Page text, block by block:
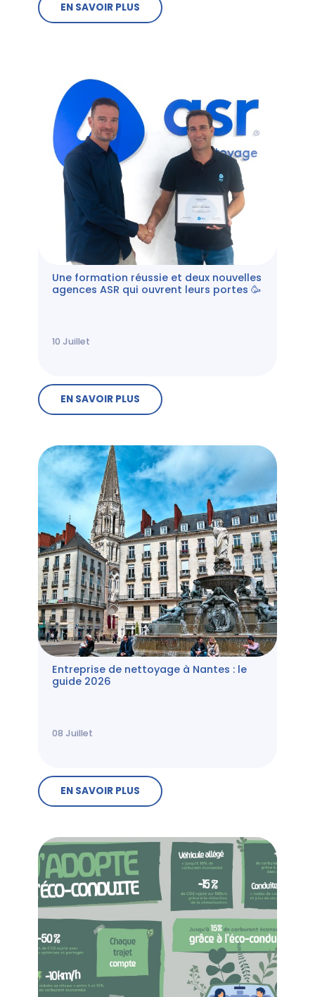
EN SAVOIR PLUS
Une formation réussie et deux nouvelles
agences ASR qui ouvrent leurs portes 🥳
10 Juillet
EN SAVOIR PLUS
Entreprise de nettoyage à Nantes : le
guide 2026
08 Juillet
EN SAVOIR PLUS